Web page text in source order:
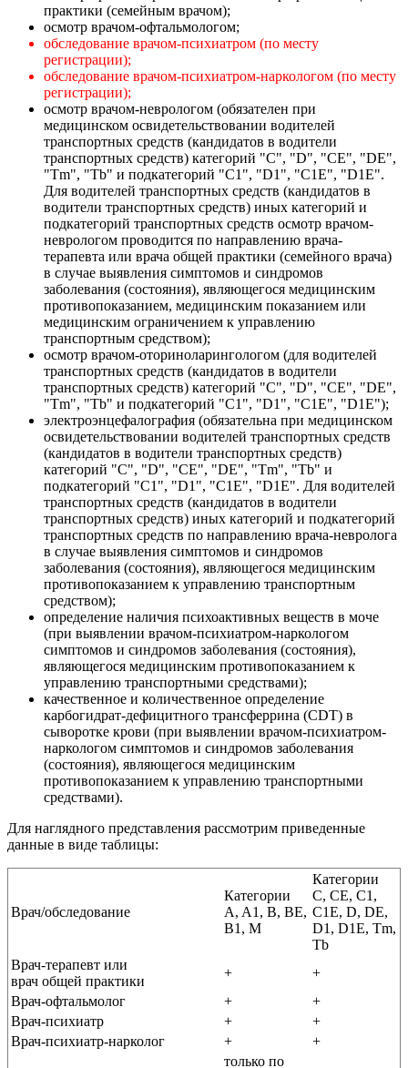
практики (семейным врачом);
осмотр врачом-офтальмологом;
обследование врачом-психиатром (по месту
регистрации);
обследование врачом-психиатром-наркологом (по месту
регистрации);
осмотр врачом-неврологом (обязателен при
медицинском освидетельствовании водителей
транспортных средств (кандидатов в водители
транспортных средств) категорий "С", "D", "СЕ", "DE",
"Tm", "Тb" и подкатегорий "С1", "D1", "С1Е", "D1E".
Для водителей транспортных средств (кандидатов в
водители транспортных средств) иных категорий и
подкатегорий транспортных средств осмотр врачом-
неврологом проводится по направлению врача-
терапевта или врача общей практики (семейного врача)
в случае выявления симптомов и синдромов
заболевания (состояния), являющегося медицинским
противопоказанием, медицинским показанием или
медицинским ограничением к управлению
транспортным средством);
осмотр врачом-оториноларингологом (для водителей
транспортных средств (кандидатов в водители
транспортных средств) категорий "С", "D", "СЕ", "DE",
"Tm", "Тb" и подкатегорий "С1", "D1", "С1Е", "D1E");
электроэнцефалография (обязательна при медицинском
освидетельствовании водителей транспортных средств
(кандидатов в водители транспортных средств)
категорий "С", "D", "СЕ", "DE", "Tm", "Тb" и
подкатегорий "С1", "D1", "С1Е", "D1E". Для водителей
транспортных средств (кандидатов в водители
транспортных средств) иных категорий и подкатегорий
транспортных средств по направлению врача-невролога
в случае выявления симптомов и синдромов
заболевания (состояния), являющегося медицинским
противопоказанием к управлению транспортным
средством);
определение наличия психоактивных веществ в моче
(при выявлении врачом-психиатром-наркологом
симптомов и синдромов заболевания (состояния),
являющегося медицинским противопоказанием к
управлению транспортными средствами);
качественное и количественное определение
карбогидрат-дефицитного трансферрина (CDT) в
сыворотке крови (при выявлении врачом-психиатром-
наркологом симптомов и синдромов заболевания
(состояния), являющегося медицинским
противопоказанием к управлению транспортными
средствами).
Для наглядного представления рассмотрим приведенные
данные в виде таблицы:
Врач/обследование
Категории
A, A1, B, BE,
B1, M
Категории
С, CE, C1,
C1E, D, DE,
D1, D1E, Tm,
Тb
Врач-терапевт или
врач общей практики
+
+
Врач-офтальмолог
+
+
Врач-психиатр
+
+
Врач-психиатр-нарколог
+ +
только по